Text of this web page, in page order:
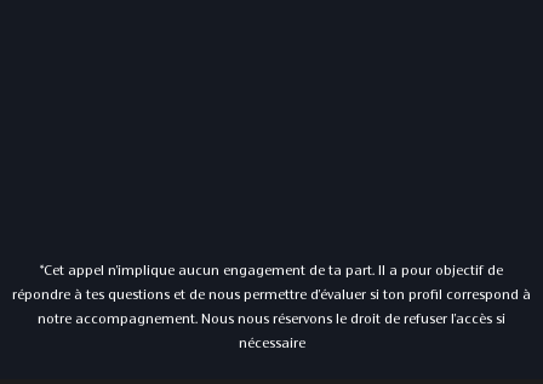
*Cet appel n'implique aucun engagement de ta part. Il a pour objectif de
répondre à tes questions et de nous permettre d'évaluer si ton profil correspond à
notre accompagnement. Nous nous réservons le droit de refuser l'accès si
nécessaire